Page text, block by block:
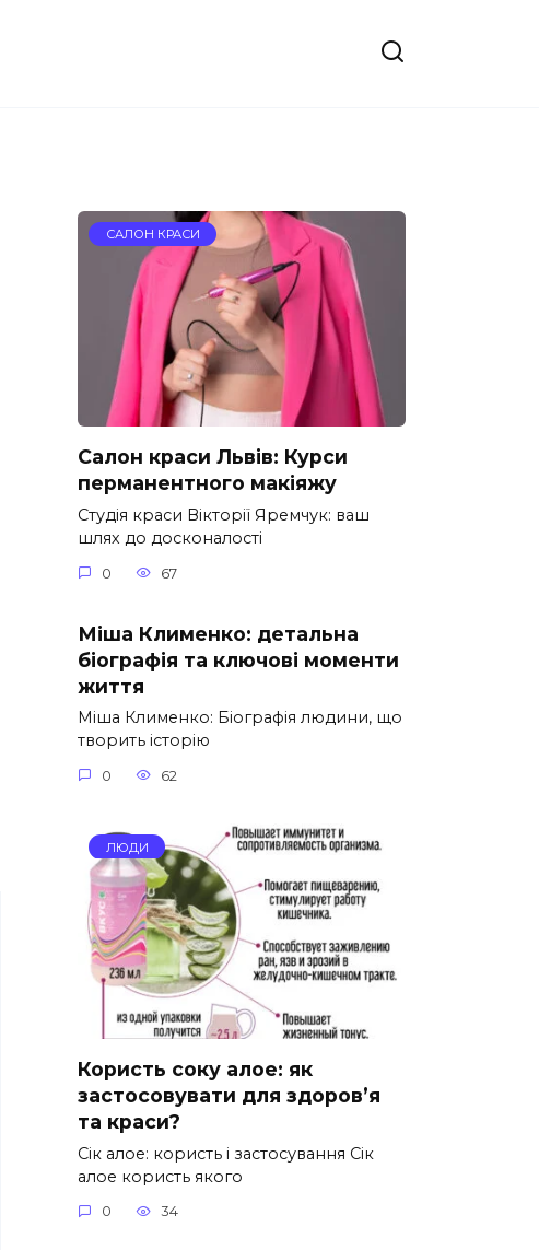
САЛОН КРАСИ
Салон краси Львів: Курси
перманентного макіяжу
Студія краси Вікторії Яремчук: ваш
шлях до досконалості
0 67
Міша Клименко: детальна
біографія та ключові моменти
життя
Міша Клименко: Біографія людини, що
творить історію
0 62
ЛЮДИ
Користь соку алое: як
застосовувати для здоров’я
та краси?
Сік алое: користь і застосування Сік
алое користь якого
0 34